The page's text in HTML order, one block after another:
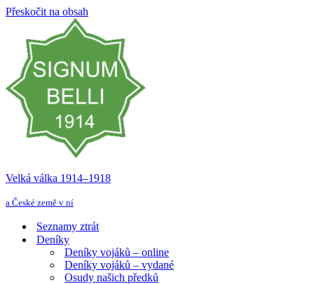
Přeskočit na obsah
Velká válka 1914–⁠⁠⁠⁠⁠⁠1918
a České země v ní
Seznamy ztrát
Deníky
Deníky vojáků – online
Deníky vojáků – vydané
Osudy našich předků